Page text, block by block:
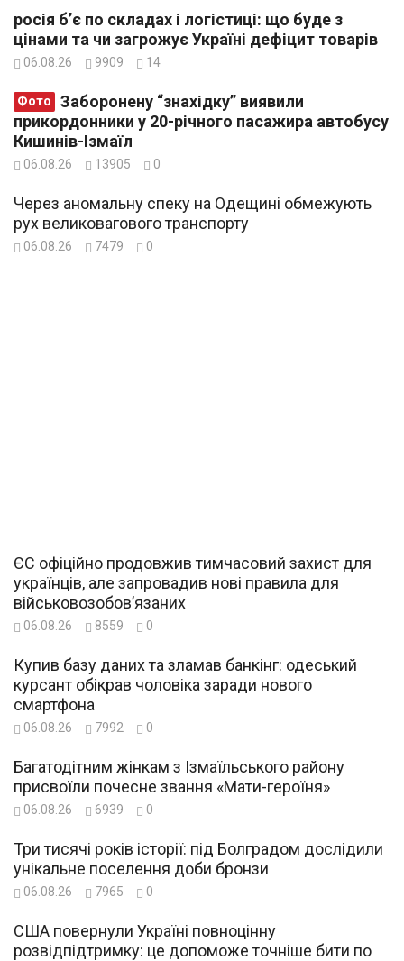
росія б’є по складах і логістиці: що буде з
цінами та чи загрожує Україні дефіцит товарів
06.08.26 9909 14
Фото
прикордонники у 20-річного пасажира автобусу
Кишинів-Ізмаїл
06.08.26 13905 0
Через аномальну спеку на Одещині обмежують
рух великовагового транспорту
06.08.26 7479 0
ЄС офіційно продовжив тимчасовий захист для
українців, але запровадив нові правила для
військовозобов’язаних
06.08.26 8559 0
Купив базу даних та зламав банкінг: одеський
курсант обікрав чоловіка заради нового
смартфона
06.08.26 7992 0
Багатодітним жінкам з Ізмаїльського району
присвоїли почесне звання «Мати-героїня»
06.08.26 6939 0
Три тисячі років історії: під Болградом дослідили
унікальне поселення доби бронзи
06.08.26 7965 0
США повернули Україні повноцінну
розвідпідтримку: це допоможе точніше бити по